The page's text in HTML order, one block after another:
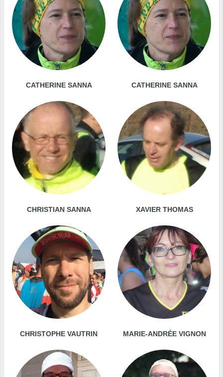
CATHERINE SANNA CATHERINE SANNA
CHRISTIAN SANNA XAVIER THOMAS
CHRISTOPHE VAUTRIN MARIE-ANDRÉE VIGNON